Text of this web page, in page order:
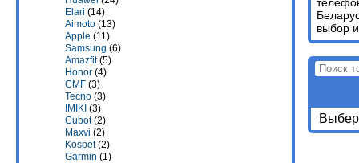
Elari (14)
Aimoto (13)
Apple (11)
Samsung (6)
Amazfit(5)
Honor (4)
CMF (3)
Tecno (3)
IMIKI (3)
Cubot(2)
Maxvi (2)
Kospet(2)
Garmin (1)
выбор